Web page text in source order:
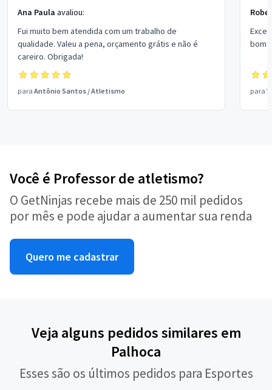
Ana Paula avaliou:
Fui muito bem atendida com um trabalho de
qualidade. Valeu a pena, orçamento grátis e não é
careiro. Obrigada!
para Antônio Santos /Atletismo
bom
para
Você é Professor de atletismo?
O GetNinjas recebe mais de 250 mil pedidos
por mês e pode ajudar a aumentar sua renda
Quero me cadastrar
Veja alguns pedidos similares em
Palhoca
Esses são os últimos pedidos para Esportes